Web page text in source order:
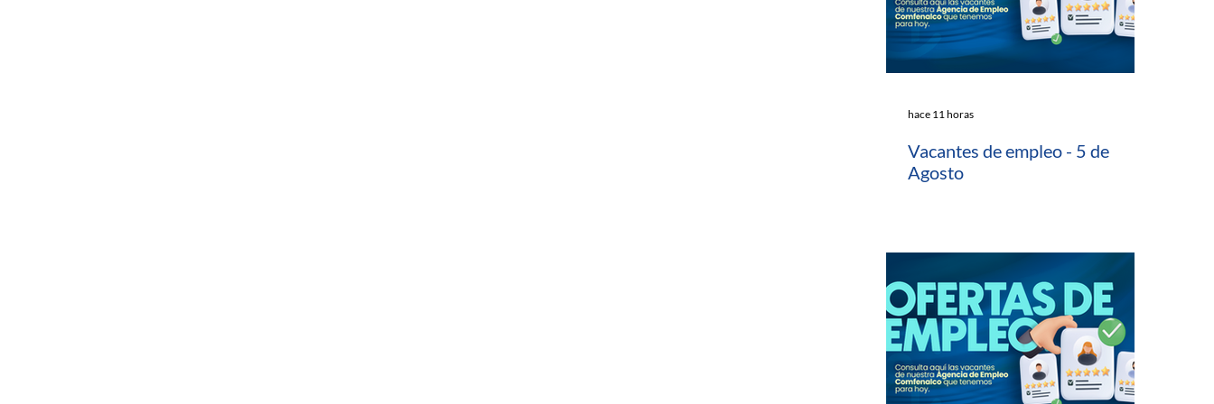
Vacantes de empleo - 5 de
Agosto
hace 11 horas